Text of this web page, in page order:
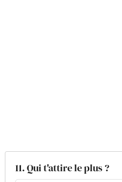
11. Qui t'attire le plus ?